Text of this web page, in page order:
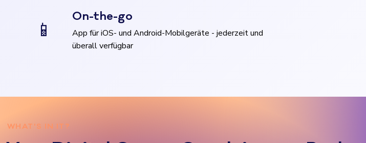
📱
On-the-go
App für iOS- und Android-Mobilgeräte - jederzeit und
überall verfügbar
WHAT'S IN IT?